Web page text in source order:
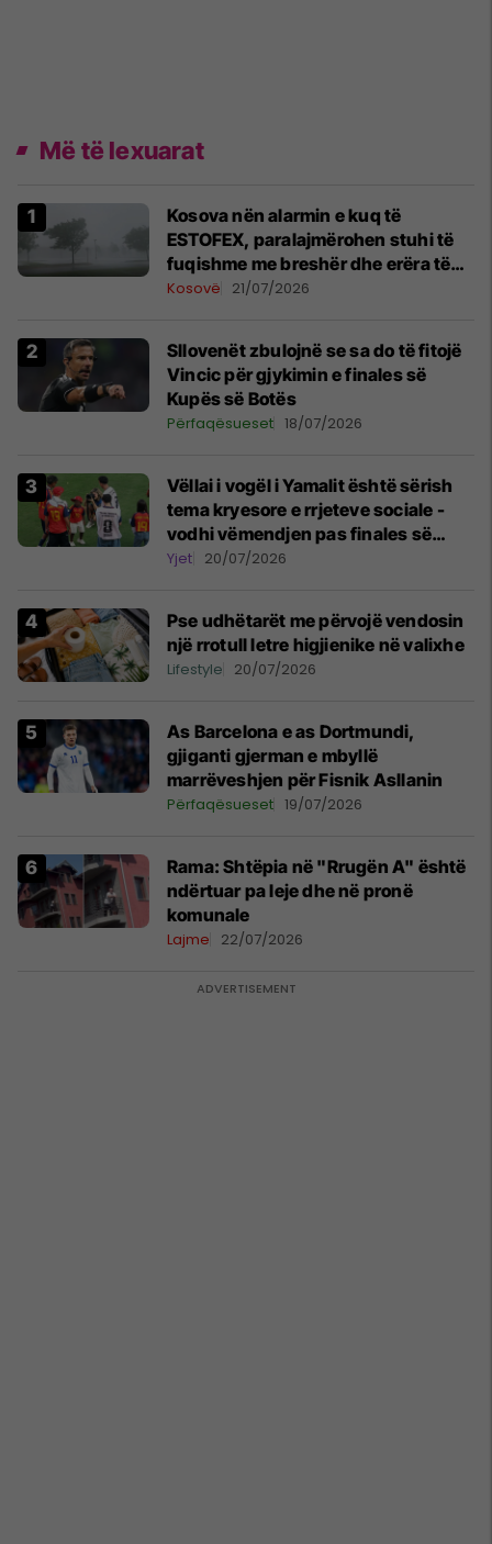
Më të lexuarat
Kosova nën alarmin e kuq të
ESTOFEX, paralajmërohen stuhi të
fuqishme me breshër dhe erëra të
forta
Kosovë 21/07/2026
Sllovenët zbulojnë se sa do të fitojë
Vincic për gjykimin e finales së
Kupës së Botës
Përfaqësueset 18/07/2026
Vëllai i vogël i Yamalit është sërish
tema kryesore e rrjeteve sociale -
vodhi vëmendjen pas finales së
Kupës së Botës
Yjet 20/07/2026
Pse udhëtarët me përvojë vendosin
një rrotull letre higjienike në valixhe
Lifestyle 20/07/2026
As Barcelona e as Dortmundi,
gjiganti gjerman e mbyllë
marrëveshjen për Fisnik Asllanin
Përfaqësueset 19/07/2026
Rama: Shtëpia në "Rrugën A" është
ndërtuar pa leje dhe në pronë
komunale
Lajme 22/07/2026